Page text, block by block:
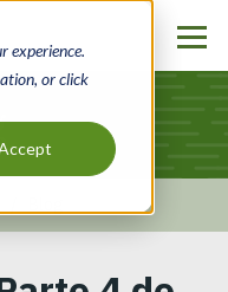
experience.
or click